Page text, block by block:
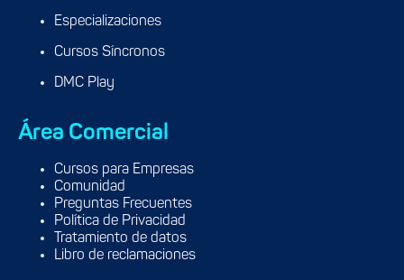
Especializaciones
Cursos Síncronos
DMC Play
Área Comercial
Cursos para Empresas
Comunidad
Preguntas Frecuentes
Política de Privacidad
Tratamiento de datos
Libro de reclamaciones